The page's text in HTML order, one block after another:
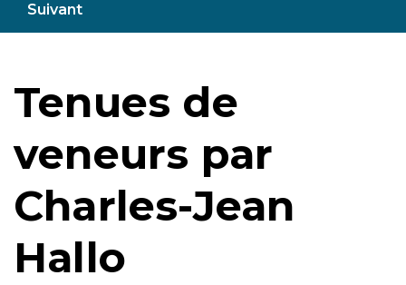
Suivant
Tenues de
veneurs par
Charles-Jean
Hallo